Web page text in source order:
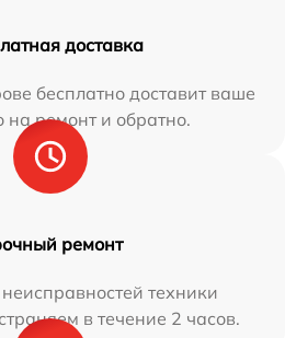
доставка
бесплатно доставит ваше
на ремонт и обратно.
ремонт
техники
в течение 2 часов.